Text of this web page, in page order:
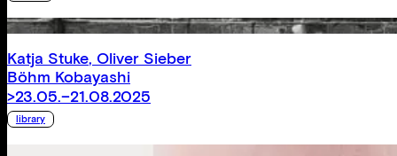
1985
1983
1982
Katja Stuke, Oliver Sieber
Böhm Kobayashi
>23.05.–21.08.2025
library